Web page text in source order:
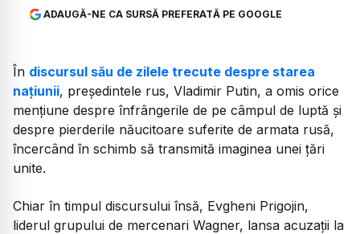
ADAUGĂ-NE CA SURSĂ PREFERATĂ PE GOOGLE
În discursul său de zilele trecute despre starea
națiunii, președintele rus, Vladimir Putin, a omis orice
mențiune despre înfrângerile de pe câmpul de luptă și
despre pierderile năucitoare suferite de armata rusă,
încercând în schimb să transmită imaginea unei țări
unite.
Chiar în timpul discursului însă, Evgheni Prigojin,
liderul grupului de mercenari Wagner, lansa acuzații la